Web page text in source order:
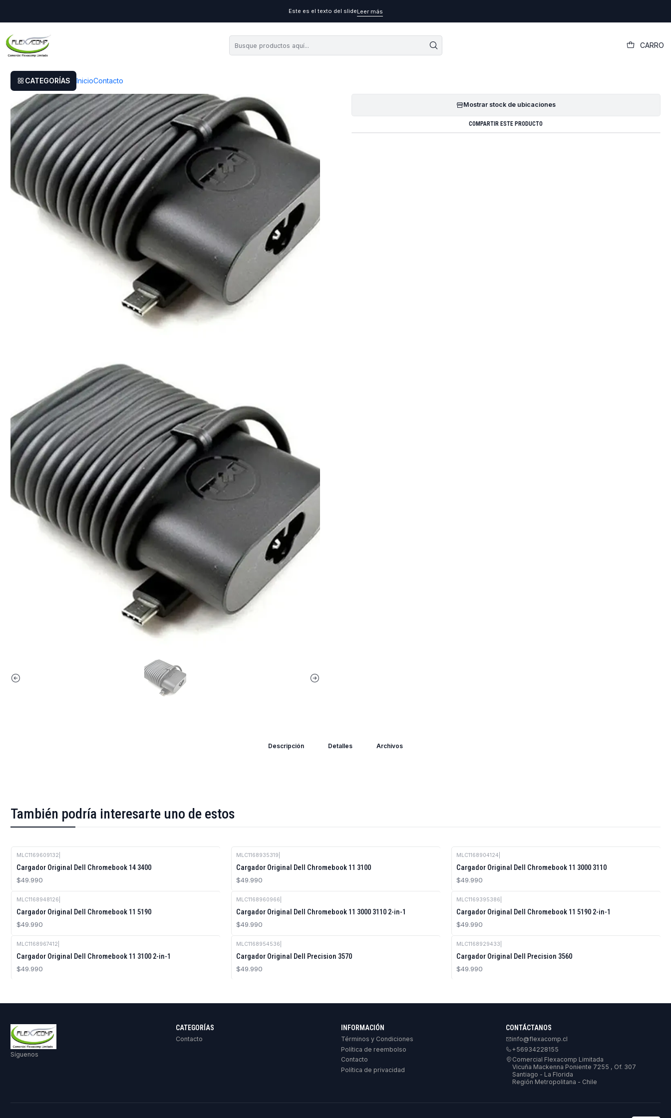
CARRO
CATEGORÍAS InicioContacto
Este es el texto del slideLeer más
Cargador Original Dell Vostro 13 5000 (5310)
Mostrar stock de ubicaciones
COMPARTIR ESTE PRODUCTO
Descripción Detalles Archivos
También podría interesarte uno de estos
MLC1169609132
Cargador Original Dell Chromebook 14 3400
$49.990
MLC1168935319
Cargador Original Dell Chromebook 11 3100
$49.990
MLC1168904124
Cargador Original Dell Chromebook 11 3000 3110
$49.990
MLC1168948126
Cargador Original Dell Chromebook 11 5190
$49.990
MLC1168960966
Cargador Original Dell Chromebook 11 3000 3110 2-in-1
$49.990
MLC1169395386
Cargador Original Dell Chromebook 11 5190 2-in-1
$49.990
MLC1168967412
Cargador Original Dell Chromebook 11 3100 2-in-1
$49.990
MLC1168954536
Cargador Original Dell Precision 3570
$49.990
MLC1168929433
Cargador Original Dell Precision 3560
$49.990
Síguenos
CATEGORÍAS
Contacto
INFORMACIÓN
Términos y Condiciones
Política de reembolso
Contacto
Política de privacidad
CONTÁCTANOS
info@flexacomp.cl
+56934228155
Comercial Flexacomp Limitada
Vicuña Mackenna Poniente 7255 , Of. 307
Santiago - La Florida
Región Metropolitana - Chile